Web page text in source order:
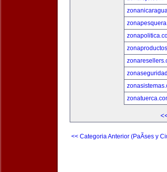
<< Categoria Anterior (PaÃ­ses y